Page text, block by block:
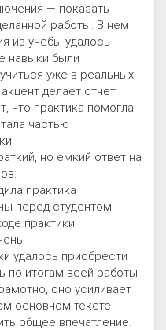
— показать
работы. В нем
из учебы удалось
навыки были
уже в реальных
делает отчет
что практика помогла
частью
но емкий ответ на
практика
перед студентом
практики
удалось приобрести
по итогам всей работы
оно усиливает
основном тексте
общее впечатление.